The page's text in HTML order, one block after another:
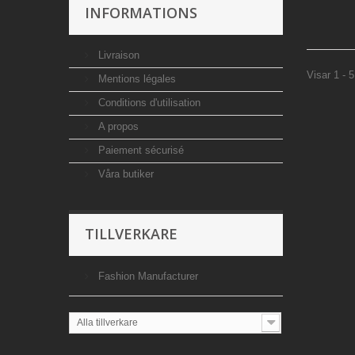
INFORMATIONS
Livraison
Mentions légales
Conditions d'utilisation
A propos
Paiement sécurisé
Våra butiker
TILLVERKARE
Fashion Manufacturer
Alla tillverkare
Visar 1 -